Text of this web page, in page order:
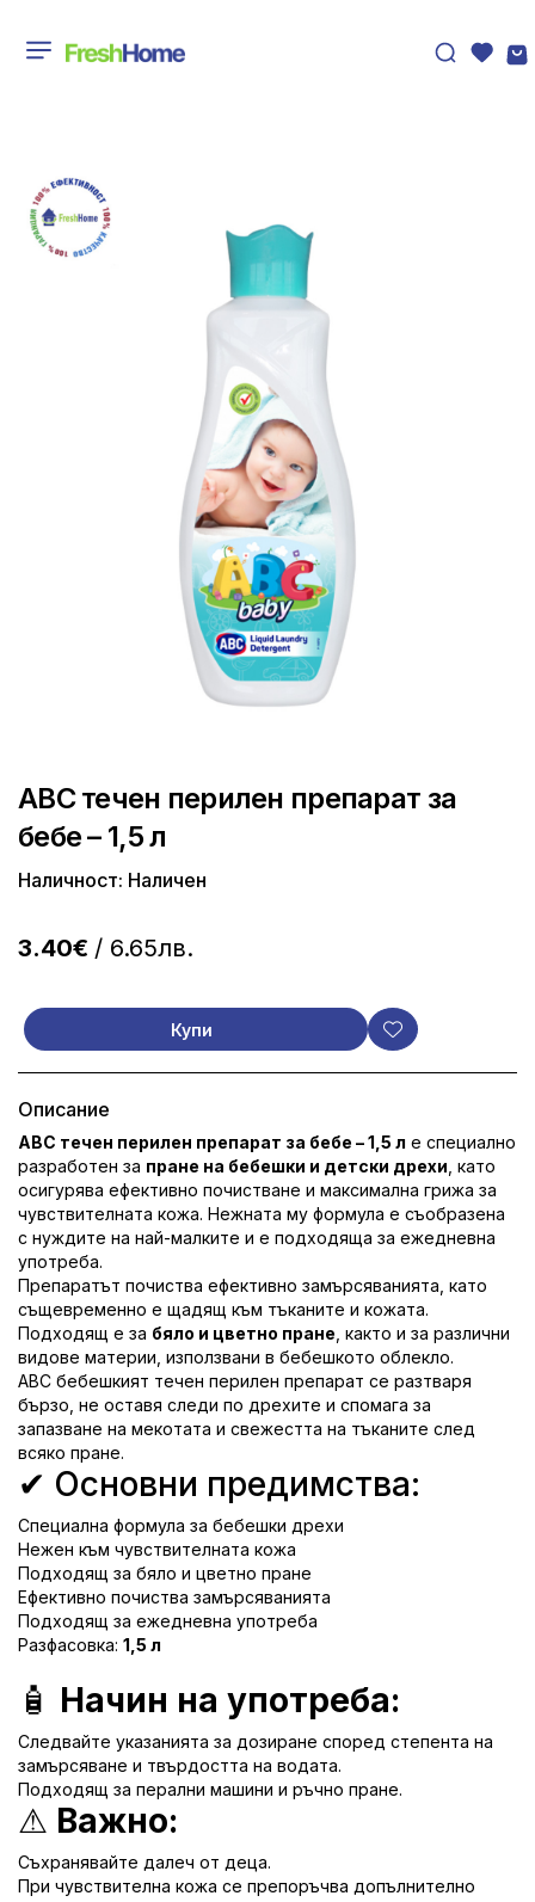
ABC течен перилен препарат за
бебе – 1,5 л
Наличност: Наличен
3.40€ / 6.65лв.
Купи
Описание
ABC течен перилен препарат за бебе – 1,5 л е специално
разработен за пране на бебешки и детски дрехи , като
осигурява ефективно почистване и максимална грижа за
чувствителната кожа. Нежната му формула е съобразена
с нуждите на най-малките и е подходяща за ежедневна
употреба.
Препаратът почиства ефективно замърсяванията, като
същевременно е щадящ към тъканите и кожата.
Подходящ е за бяло и цветно пране , както и за различни
видове материи, използвани в бебешкото облекло.
ABC бебешкият течен перилен препарат се разтваря
бързо, не оставя следи по дрехите и спомага за
запазване на мекотата и свежестта на тъканите след
всяко пране.
✔ Основни предимства:
Специална формула за бебешки дрехи
Нежен към чувствителната кожа
Подходящ за бяло и цветно пране
Ефективно почиства замърсяванията
Подходящ за ежедневна употреба
Разфасовка: 1,5 л
🧴 Начин на употреба:
Следвайте указанията за дозиране според степента на
замърсяване и твърдостта на водата.
Подходящ за перални машини и ръчно пране.
⚠ Важно:
Съхранявайте далеч от деца.
При чувствителна кожа се препоръчва допълнително